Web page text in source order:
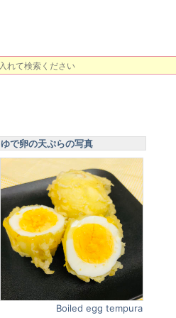
ゆで卵の天ぷらの写真
Boiled egg tempura